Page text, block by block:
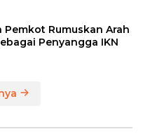
Pemkot Rumuskan Arah
Penyangga IKN